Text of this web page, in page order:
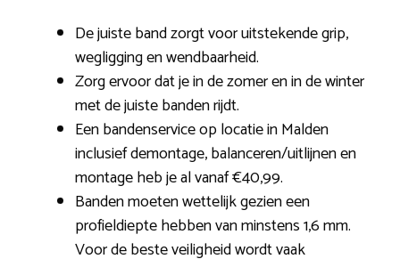
De juiste band zorgt voor uitstekende grip,
wegligging en wendbaarheid.
Zorg ervoor dat je in de zomer en in de winter
met de juiste banden rijdt.
Een bandenservice op locatie in Malden
inclusief demontage, balanceren/uitlijnen en
montage heb je al vanaf €40,99.
Banden moeten wettelijk gezien een
profieldiepte hebben van minstens 1,6 mm.
Voor de beste veiligheid wordt vaak